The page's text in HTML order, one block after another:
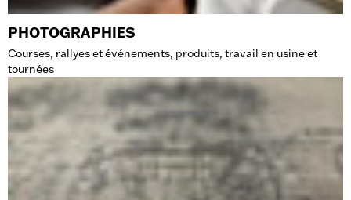
PHOTOGRAPHIES
Courses, rallyes et événements, produits, travail en usine et
tournées